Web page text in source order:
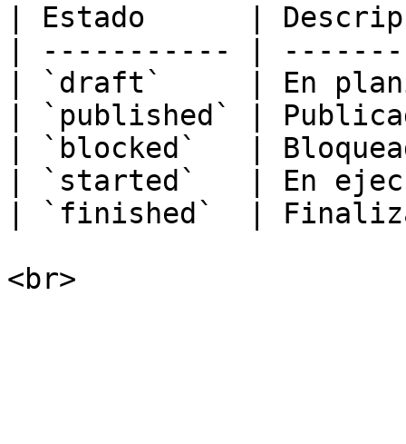
| Estado      |
| ----------- |
| `draft`     | En
| `published` |
| `blocked`   |
| `started`   | En
| `finished`  |